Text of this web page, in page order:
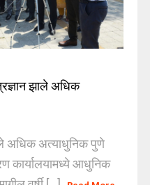
झाले अधिक
अधिक अत्याधुनिक पुणे
कार्यालयामध्ये आधुनिक